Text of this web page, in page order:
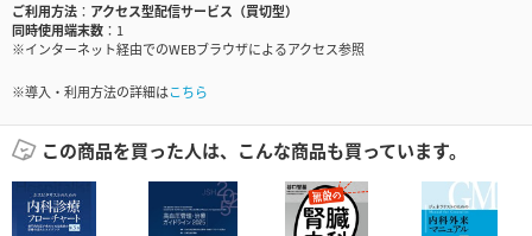
ご利用方法
アクセス型配信サービス（買切型）
同時使用端末数
1
※インターネット経由でのWEBブラウザによるアクセス参照
※導入・利用方法の詳細はこちら
この商品を買った人は、こんな商品も買っています。